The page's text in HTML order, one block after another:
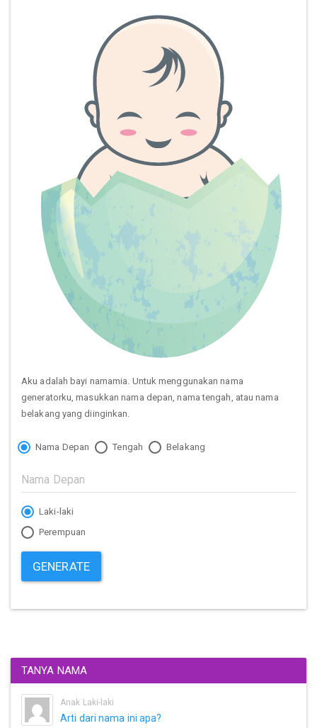
Aku adalah bayi namamia. Untuk menggunakan nama
generatorku, masukkan nama depan, nama tengah, atau nama
belakang yang diinginkan.
Nama Depan Tengah Belakang
Laki-laki
Perempuan
GENERATE
TANYA NAMA
Anak Laki-laki
Arti dari nama ini apa?